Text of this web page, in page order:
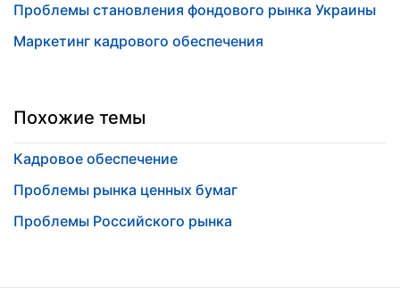
Проблемы становления фондового рынка Украины
Маркетинг кадрового обеспечения
Похожие темы
Кадровое обеспечение
Проблемы рынка ценных бумаг
Проблемы Российского рынка